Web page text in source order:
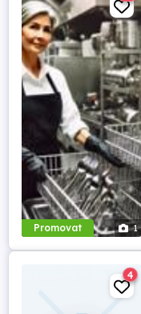
Promovat 1
4